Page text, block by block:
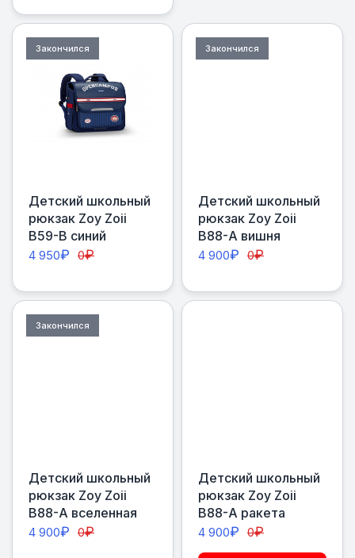
Закончился
Детский школьный
рюкзак Zoy Zoii
В59-В синий
4 950₽ 0₽
Закончился
Детский школьный
рюкзак Zoy Zoii
В88-А вишня
4 900₽ 0₽
Закончился
Детский школьный
рюкзак Zoy Zoii
В88-А вселенная
4 900₽ 0₽
Детский школьный
рюкзак Zoy Zoii
В88-А ракета
4 900₽ 0₽